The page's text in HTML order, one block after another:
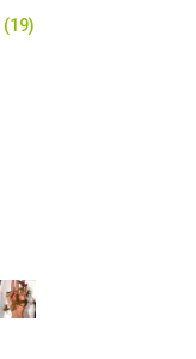
(19)